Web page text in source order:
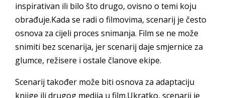
inspirativan ili bilo što drugo, ovisno o temi koju
obrađuje.Kada se radi o filmovima, scenarij je često
osnova za cijeli proces snimanja. Film se ne može
snimiti bez scenarija, jer scenarij daje smjernice za
glumce, režisere i ostale članove ekipe.
Scenarij također može biti osnova za adaptaciju
knjige ili drugog medija u film.Ukratko, scenarij je